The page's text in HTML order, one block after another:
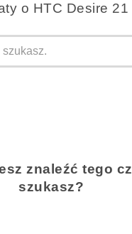
o HTC Desire 21
znaleźć tego
szukasz?